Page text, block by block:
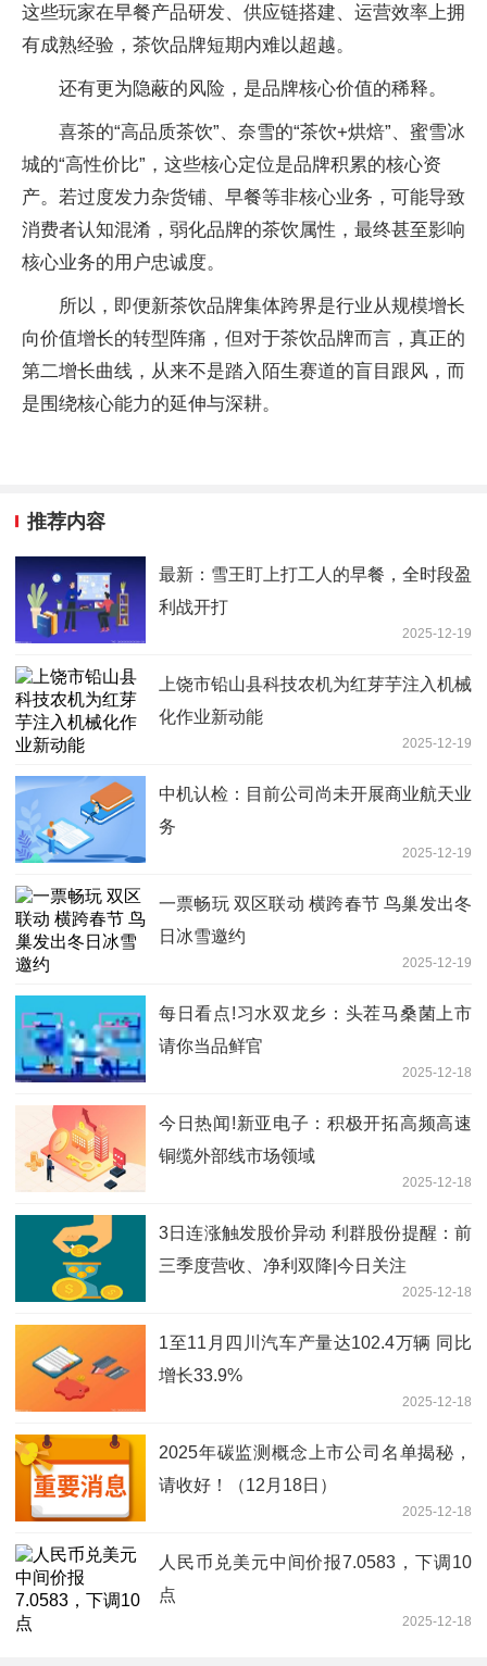
这些玩家在早餐产品研发、供应链搭建、运营效率上拥
有成熟经验，茶饮品牌短期内难以超越。
还有更为隐蔽的风险，是品牌核心价值的稀释。
喜茶的“高品质茶饮”、奈雪的“茶饮+烘焙”、蜜雪冰
城的“高性价比”，这些核心定位是品牌积累的核心资
产。若过度发力杂货铺、早餐等非核心业务，可能导致
消费者认知混淆，弱化品牌的茶饮属性，最终甚至影响
核心业务的用户忠诚度。
所以，即便新茶饮品牌集体跨界是行业从规模增长
向价值增长的转型阵痛，但对于茶饮品牌而言，真正的
第二增长曲线，从来不是踏入陌生赛道的盲目跟风，而
是围绕核心能力的延伸与深耕。
推荐内容
最新：雪王盯上打工人的早餐，全时段盈
利战开打
2025-12-19
上饶市铅山县科技农机为红芽芋注入机械
化作业新动能
2025-12-19
中机认检：目前公司尚未开展商业航天业
务
2025-12-19
一票畅玩 双区联动 横跨春节 鸟巢发出冬
日冰雪邀约
2025-12-19
每日看点!习水双龙乡：头茬马桑菌上市
请你当品鲜官
2025-12-18
今日热闻!新亚电子：积极开拓高频高速
铜缆外部线市场领域
2025-12-18
3日连涨触发股价异动 利群股份提醒：前
三季度营收、净利双降|今日关注
2025-12-18
1至11月四川汽车产量达102.4万辆 同比
增长33.9%
2025-12-18
2025年碳监测概念上市公司名单揭秘，
请收好！（12月18日）
2025-12-18
人民币兑美元中间价报7.0583，下调10
点
2025-12-18